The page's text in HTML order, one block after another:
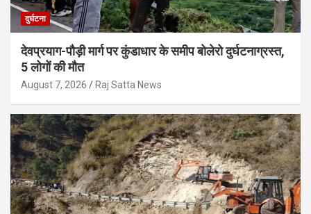
दुर्घटना
देवप्रयाग-पौड़ी मार्ग पर कुंडाधार के समीप बोलेरो दुर्घटनाग्रस्त,
5 लोगों की मौत
August 7, 2026 Raj Satta News